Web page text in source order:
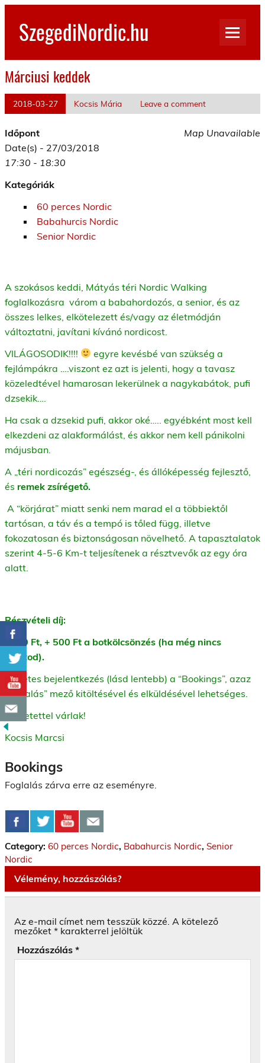
Skip
contentSzegediNordic.hu
Márciusi keddek
2018-03-27 Kocsis Mária Leave a comment
Map Unavailable
Időpont
Date(s) - 27/03/2018
17:30 - 18:30
Kategóriák
60 perces Nordic
Babahurcis Nordic
Senior Nordic
A szokásos keddi, Mátyás téri Nordic Walking
foglalkozásra várom a babahordozós, a senior, és az
összes lelkes, elkötelezett és/vagy az életmódján
változtatni, javítani kívánó nordicost.
VILÁGOSODIK!!!!
egyre kevésbé van szükség a
fejlámpákra ….viszont ez azt is jelenti, hogy a tavasz
közeledtével hamarosan lekerülnek a nagykabátok, pufi
dzsekik….
Ha csak a dzsekid pufi, akkor oké….. egyébként most kell
elkezdeni az alakformálást, és akkor nem kell pánikolni
májusban.
A „téri nordicozás” egészség-, és állóképesség fejlesztő,
és remek zsírégető.
A “körjárat” miatt senki nem marad el a többiektől
tartósan, a táv és a tempó is tőled függ, illetve
fokozatosan és biztonságosan növelhető. A tapasztalatok
szerint 4-5-6 Km-t teljesítenek a résztvevők az egy óra
alatt.
Részvételi díj:
1000 Ft, + 500 Ft a botkölcsönzés (ha még nincs
sajátod).
Előzetes bejelentkezés (lásd lentebb) a “Bookings”, azaz
“foglalás” mező kitöltésével és elküldésével lehetséges.
Szeretettel várlak!
Kocsis Marcsi
Bookings
Foglalás zárva erre az eseményre.
Category: 60 perces Nordic, Babahurcis Nordic, Senior
Nordic
Vélemény, hozzászólás?
Az e-mail címet nem tesszük közzé. A kötelező
mezőket * karakterrel jelöltük
Hozzászólás *